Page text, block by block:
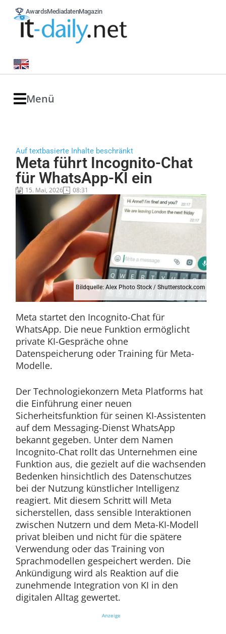
AwardsMediadatenMagazin
Menü
Auf textbasierte Inhalte beschränkt
Meta führt Incognito-Chat
für WhatsApp-KI ein
15. Mai, 2026 08:31
Bildquelle: Alex Photo Stock / Shutterstock.com
Meta startet den Incognito-Chat für
WhatsApp. Die neue Funktion ermöglicht
private KI-Gespräche ohne
Datenspeicherung oder Training für Meta-
Modelle.
Der Technologiekonzern Meta Platforms hat
die Einführung einer neuen
Sicherheitsfunktion für seinen KI-Assistenten
auf dem Messaging-Dienst WhatsApp
bekannt gegeben. Unter dem Namen
Incognito-Chat rollt das Unternehmen eine
Funktion aus, die gezielt auf die wachsenden
Bedenken hinsichtlich des Datenschutzes
bei der Nutzung künstlicher Intelligenz
reagiert. Mit diesem Schritt will Meta
sicherstellen, dass sensible Interaktionen
zwischen Nutzern und dem Meta-KI-Modell
privat bleiben und nicht für die spätere
Verwendung oder das Training von
Sprachmodellen gespeichert werden. Die
Ankündigung wird als Reaktion auf die
zunehmende Integration von KI in den
digitalen Alltag gewertet.
Anzeige